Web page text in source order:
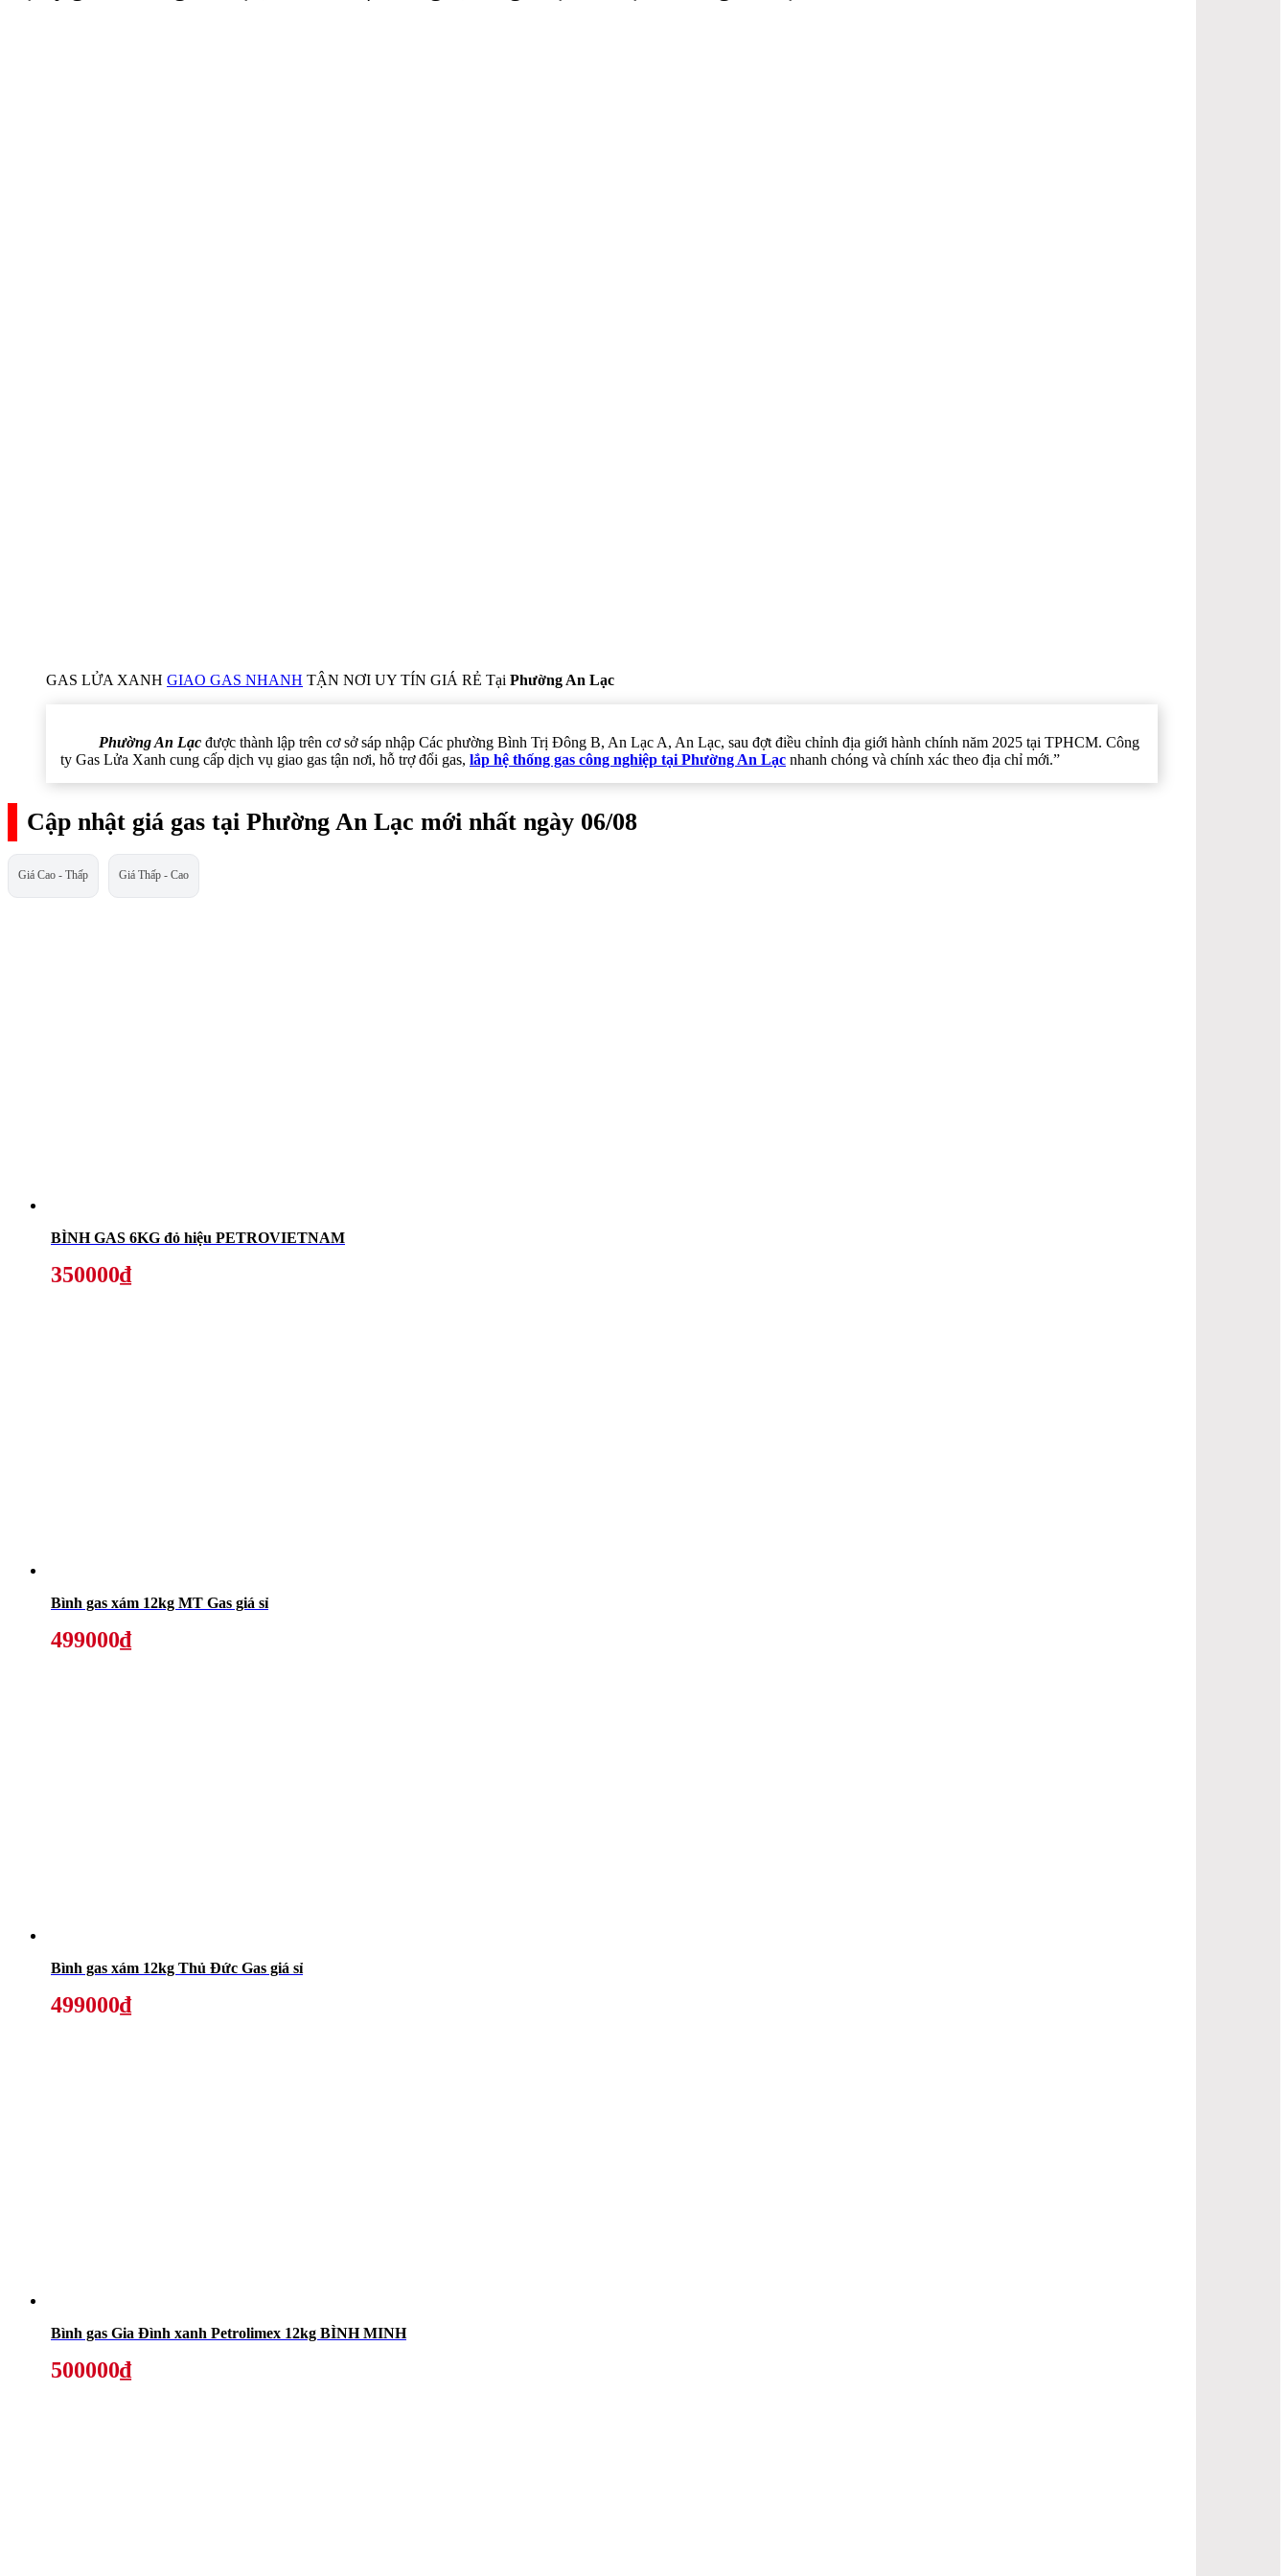
GAS LỬA XANH GIAO GAS NHANH TẬN NƠI UY TÍN GIÁ RẺ Tại Phường An Lạc
Phường An Lạc được thành lập trên cơ sở sáp nhập Các phường Bình Trị Đông B, An Lạc A, An Lạc, sau đợt điều chỉnh địa giới hành chính năm 2025 tại TPHCM. Công
ty Gas Lửa Xanh cung cấp dịch vụ giao gas tận nơi, hỗ trợ đổi gas, lắp hệ thống gas công nghiệp tại Phường An Lạc nhanh chóng và chính xác theo địa chỉ mới.”
Cập nhật giá gas tại Phường An Lạc mới nhất ngày 06/08
Giá Cao - Thấp Giá Thấp - Cao
BÌNH GAS 6KG đỏ hiệu PETROVIETNAM
350000₫
Bình gas xám 12kg MT Gas giá sỉ
499000₫
Bình gas xám 12kg Thủ Đức Gas giá sỉ
499000₫
Bình gas Gia Đình xanh Petrolimex 12kg BÌNH MINH
500000₫